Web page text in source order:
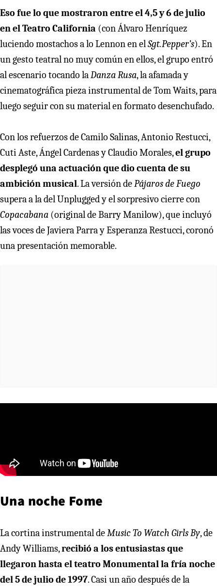
Eso fue lo que mostraron entre el 4,5 y 6 de julio
en el Teatro California (con Álvaro Henríquez
luciendo mostachos a lo Lennon en elSgt.Pepper’s). En
un gesto teatral no muy común en ellos, el grupo entró
al escenario tocando laDanza Rusa, la afamada y
cinematográfica pieza instrumental de Tom Waits, para
luego seguir con su material en formato desenchufado.
Con los refuerzos de Camilo Salinas, Antonio Restucci,
Cuti Aste, Ángel Cardenas y Claudio Morales,el grupo
desplegó una actuación que dio cuenta de su
ambición musical. La versión dePájaros de Fuego
supera a la del Unplugged y el sorpresivo cierre con
Copacabana (original de Barry Manilow), que incluyó
las voces de Javiera Parra y Esperanza Restucci, coronó
una presentación memorable.
Una noche Fome
La cortina instrumental deMusic To Watch Girls By, de
Andy Williams,recibió a los entusiastas que
llegaron hasta el teatro Monumental la fría noche
del 5 de julio de 1997. Casi un año después de la